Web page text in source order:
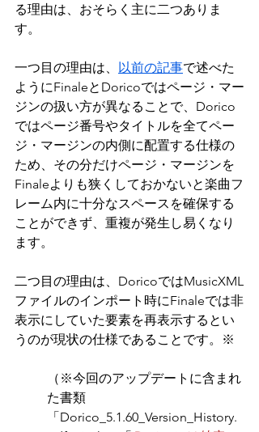
る理由は、おそらく主に二つありま
す。
一つ目の理由は、 以前の記事で述べた
ようにFinaleとDoricoではページ・マー
ジンの扱い方が異なることで、Dorico
ではページ番号やタイトルを全てペー
ジ・マージンの内側に配置する仕様の
ため、その分だけページ・マージンを
Finaleよりも狭くしておかないと楽曲フ
レーム内に十分なスペースを確保する
ことができず、重複が発生し易くなり
ます。
二つ目の理由は、DoricoではMusicXML
ファイルのインポート時にFinaleでは非
表示にしていた要素を再表示するとい
うのが現状の仕様であることです。
※
（※今回のアップデートに含まれ
た書類
「Dorico_5.1.60_Version_History.